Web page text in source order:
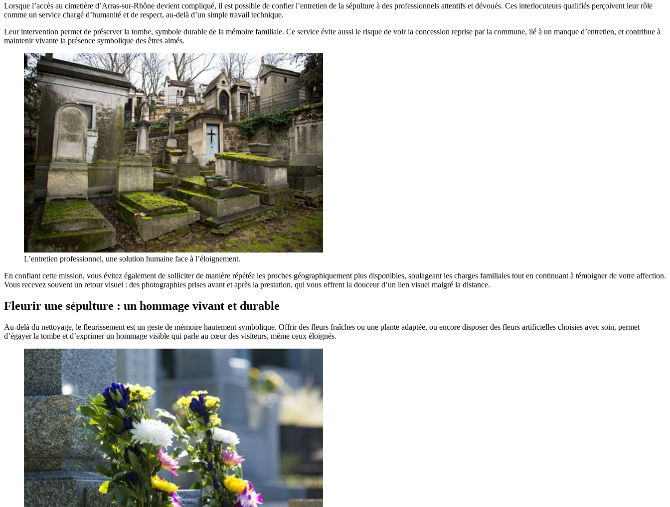
Lorsque l’accès au cimetière d’Arras-sur-Rhône devient compliqué, il est possible de confier l’entretien de la sépulture à des professionnels attentifs et dévoués. Ces interlocuteurs qualifiés perçoivent leur rôle
comme un service chargé d’humanité et de respect, au-delà d’un simple travail technique.
Leur intervention permet de préserver la tombe, symbole durable de la mémoire familiale. Ce service évite aussi le risque de voir la concession reprise par la commune, lié à un manque d’entretien, et contribue à
maintenir vivante la présence symbolique des êtres aimés.
L’entretien professionnel, une solution humaine face à l’éloignement.
En confiant cette mission, vous évitez également de solliciter de manière répétée les proches géographiquement plus disponibles, soulageant les charges familiales tout en continuant à témoigner de votre affection.
Vous recevez souvent un retour visuel : des photographies prises avant et après la prestation, qui vous offrent la douceur d’un lien visuel malgré la distance.
Fleurir une sépulture : un hommage vivant et durable
Au-delà du nettoyage, le fleurissement est un geste de mémoire hautement symbolique. Offrir des fleurs fraîches ou une plante adaptée, ou encore disposer des fleurs artificielles choisies avec soin, permet
d’égayer la tombe et d’exprimer un hommage visible qui parle au cœur des visiteurs, même ceux éloignés.